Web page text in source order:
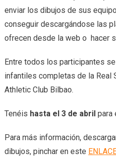
enviar los dibujos de sus
conseguir descargándose las
ofrecen desde la web o hacer
Entre todos los participantes
infantiles completas de la Real
Athletic Club Bilbao.
Tenéis hasta el 3 de abrilpara
Para más información,
dibujos, pinchar en este